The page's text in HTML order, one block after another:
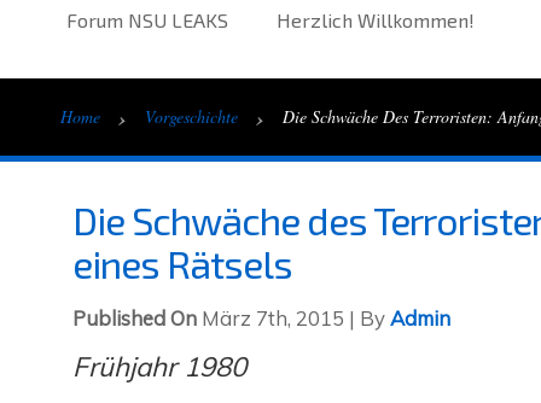
Forum NSU LEAKS Herzlich Willkommen!
Home › Vorgeschichte › Die Schwäche Des Terroristen:
Die Schwäche des
eines Rätsels
Published On März 7th, 2015 | ByAdmin
Frühjahr 1980